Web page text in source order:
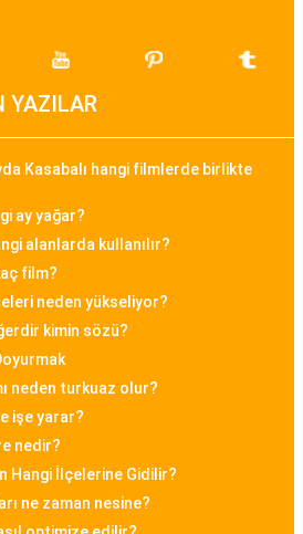
ile birlikte bayan akıllı saat
kazanmıştır. Bu modeller,
kalmayıp, fitness
müzik kontrolü gibi
barındırarak günümüz
tarzına uygun bir seçenek
kaliteyi bir araya getiren
bilinen bir markadır.
zarif detayları ve kaliteli
Klein bayan saatleri,
bir görünüm sunar.
YAZILAR
Kasabalı hangi filmlerde birlikte
ay yağar?
alanlarda kullanılır?
film?
neden yükseliyor?
kimin sözü?
neden turkuaz olur?
işe yarar?
nedir?
Hangi İlçelerine Gidilir?
ne zaman nesine?